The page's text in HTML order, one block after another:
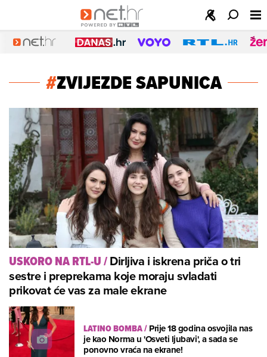
#ZVIJEZDE SAPUNICA
USKORO NA RTL-U/Dirljiva i iskrena priča o tri
sestre i preprekama koje moraju svladati
prikovat će vas za male ekrane
LATINO BOMBA/Prije 18 godina osvojila nas
je kao Norma u 'Osveti ljubavi', a sada se
ponovno vraća na ekrane!